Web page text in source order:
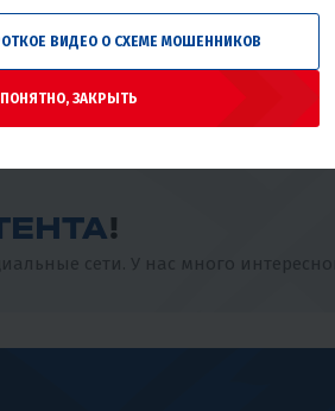
Кроссовый мотоцикл PROMAX
380 4V 6G в красно-синем
цвете🚀🔥
!
сети. У нас много
ВИДЕО О СХЕМЕ МОШЕННИКОВ
ПОНЯТНО, ЗАКРЫТЬ